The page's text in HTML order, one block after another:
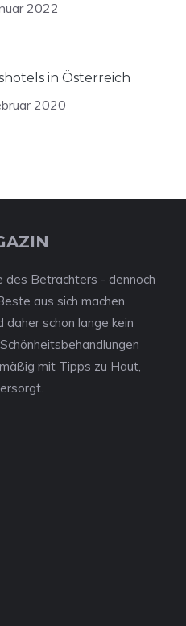
2022
in Österreich
2020
des Betrachters - dennoch
aus sich machen.
schon lange kein
mit Tipps zu Haut,